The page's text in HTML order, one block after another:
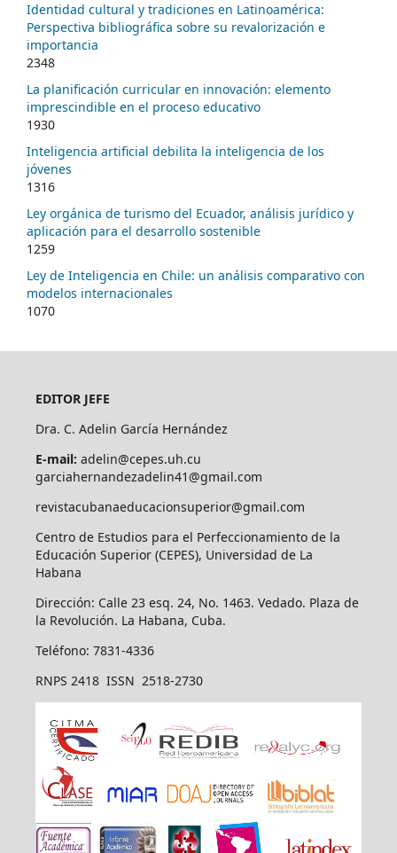
Identidad cultural y tradiciones en Latinoamérica:
Perspectiva bibliográfica sobre su revalorización e
importancia
2348
La planificación curricular en innovación: elemento
imprescindible en el proceso educativo
1930
Inteligencia artificial debilita la inteligencia de los
jóvenes
1316
Ley orgánica de turismo del Ecuador, análisis jurídico y
aplicación para el desarrollo sostenible
1259
Ley de Inteligencia en Chile: un análisis comparativo con
modelos internacionales
1070
EDITOR JEFE
Dra. C. Adelin García Hernández
E-mail: adelin@cepes.uh.cu
garciahernandezadelin41@gmail.com
revistacubanaeducacionsuperior@gmail.com
Centro de Estudios para el Perfeccionamiento de la
Educación Superior (CEPES), Universidad de La
Habana
Dirección: Calle 23 esq. 24, No. 1463. Vedado. Plaza de
la Revolución. La Habana, Cuba.
Teléfono: 7831-4336
RNPS 2418 ISSN 2518-2730